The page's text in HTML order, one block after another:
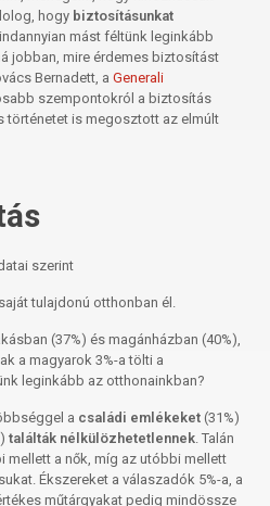
hogy biztosításunkat
mást féltünk leginkább
jobban, mire érdemes biztosítást
Bernadett, aGenerali
szempontokról a biztosítás
történetet is megosztott az elmúlt
szerint
tulajdonú otthonban él.
(37%) és magánházban (40%),
a magyarok 3%-a tölti a
leginkább az otthonainkban?
a családi emlékeket (31%)
találták nélkülözhetetlennek. Talán
mellett a nők, míg az utóbbi mellett
Ékszereket a válaszadók 5%-a, a
műtárgyakat pedig mindössze